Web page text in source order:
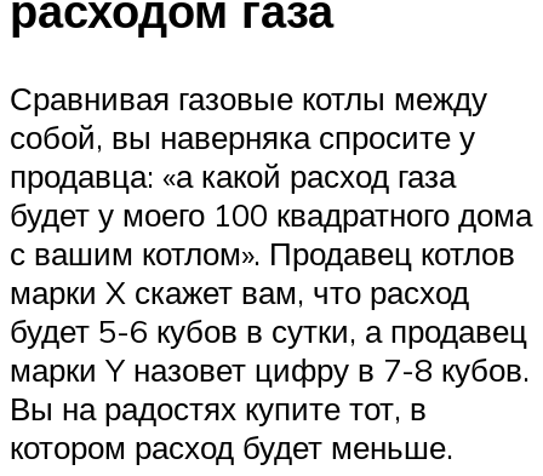
Сравнивая газовые котлы между
собой, вы наверняка спросите у
продавца: «а какой расход газа
будет у моего 100 квадратного дома
с вашим котлом». Продавец котлов
марки X скажет вам, что расход
будет 5-6 кубов в сутки, а продавец
марки Y назовет цифру в 7-8 кубов.
Вы на радостях купите тот, в
котором расход будет меньше.